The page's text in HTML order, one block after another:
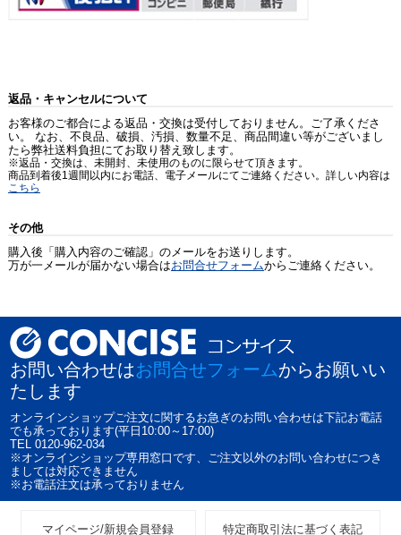
返品・キャンセルについて
お客様のご都合による返品・交換は受付しておりません。ご了承くださ
い。 なお、不良品、破損、汚損、数量不足、商品間違い等がございまし
たら弊社送料負担にてお取り替え致します。
※返品・交換は、未開封、未使用のものに限らせて頂きます。
商品到着後1週間以内にお電話、電子メールにてご連絡ください。詳しい内容は
こちら
その他
購入後「購入内容のご確認」のメールをお送りします。
万が一メールが届かない場合はお問合せフォームからご連絡ください。
お問い合わせはお問合せフォームからお願いい
たします
オンラインショップご注文に関するお急ぎのお問い合わせは下記お電話
でも承っております(平日10:00～17:00)
TEL 0120-962-034
※オンラインショップ専用窓口です、ご注文以外のお問い合わせにつき
ましては対応できません
※お電話注文は承っておりません
マイページ/新規会員登録 特定商取引法に基づく表記